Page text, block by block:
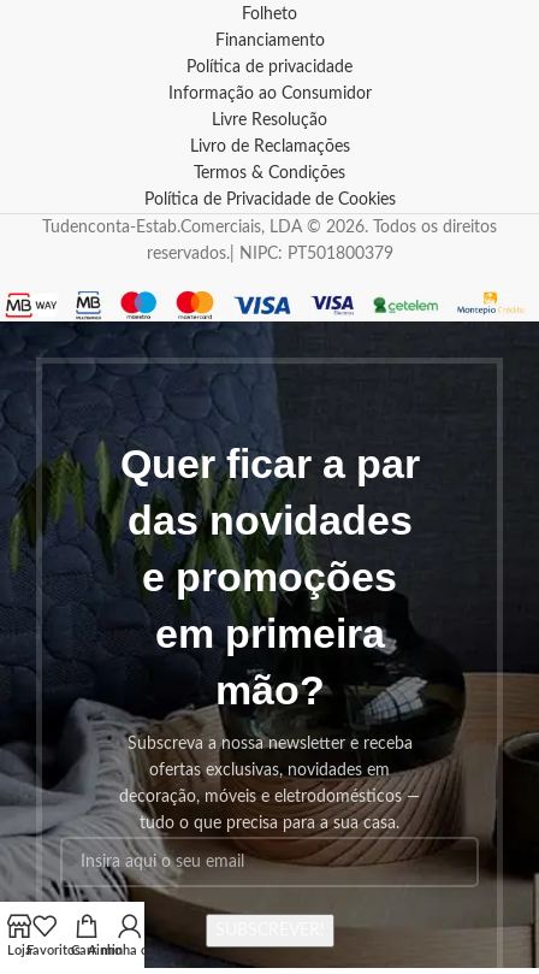
Folheto
Financiamento
Política de privacidade
Informação ao Consumidor
Livre Resolução
Livro de Reclamações
Termos & Condições
Política de Privacidade de Cookies
Tudenconta-Estab.Comerciais, LDA © 2026. Todos os direitos
reservados.| NIPC: PT501800379
Quer ficar a par
das novidades
e promoções
em primeira
mão?
Subscreva a nossa newsletter e receba
ofertas exclusivas, novidades em
decoração, móveis e eletrodomésticos —
tudo o que precisa para a sua casa.
LojaFavoritosCarrinho
A minha conta